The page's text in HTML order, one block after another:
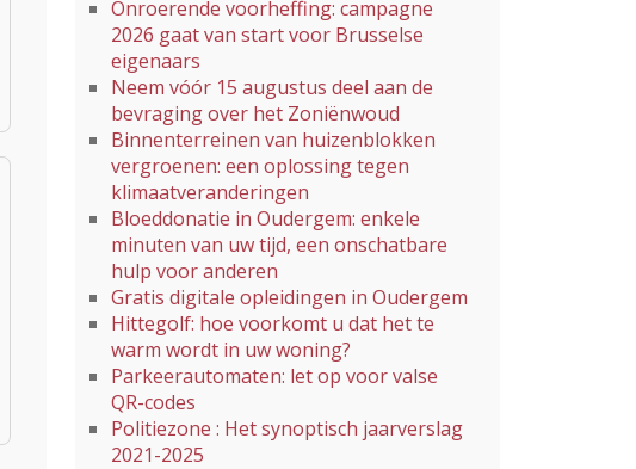
Onroerende voorheffing: campagne
2026 gaat van start voor Brusselse
eigenaars
Neem vóór 15 augustus deel aan de
bevraging over het Zoniënwoud
Binnenterreinen van huizenblokken
vergroenen: een oplossing tegen
klimaatveranderingen
Bloeddonatie in Oudergem: enkele
minuten van uw tijd, een onschatbare
hulp voor anderen
Gratis digitale opleidingen in Oudergem
Hittegolf: hoe voorkomt u dat het te
warm wordt in uw woning?
Parkeerautomaten: let op voor valse
QR-codes
Politiezone : Het synoptisch jaarverslag
2021-2025